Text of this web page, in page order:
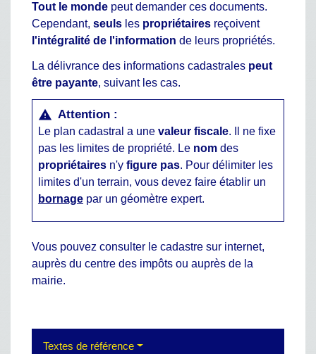
Tout le monde peut demander ces documents.
Cependant, seuls les propriétaires reçoivent
l'intégralité de l'information de leurs propriétés.
La délivrance des informations cadastrales peut
être payante, suivant les cas.
warning Attention :
Le plan cadastral a une valeur fiscale. Il ne fixe
pas les limites de propriété. Le nom des
propriétaires n'y figure pas. Pour délimiter les
limites d'un terrain, vous devez faire établir un
bornage par un géomètre expert.
Vous pouvez consulter le cadastre sur internet,
auprès du centre des impôts ou auprès de la
mairie.
Textes de référence